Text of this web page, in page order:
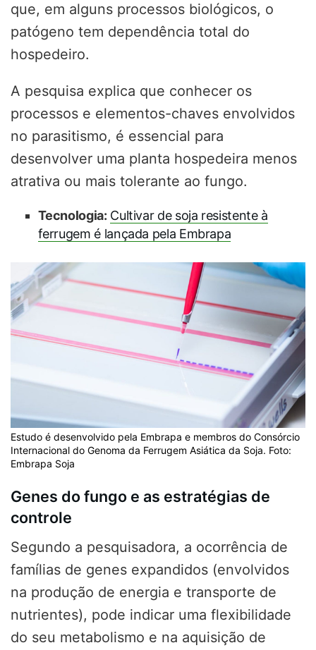
que, em alguns processos biológicos, o
patógeno tem dependência total do
hospedeiro.
A pesquisa explica que conhecer os
processos e elementos-chaves envolvidos
no parasitismo, é essencial para
desenvolver uma planta hospedeira menos
atrativa ou mais tolerante ao fungo.
Tecnologia: Cultivar de soja resistente à
ferrugem é lançada pela Embrapa
Estudo é desenvolvido pela Embrapa e membros do Consórcio
Internacional do Genoma da Ferrugem Asiática da Soja. Foto:
Embrapa Soja
Genes do fungo e as estratégias de
controle
Segundo a pesquisadora, a ocorrência de
famílias de genes expandidos (envolvidos
na produção de energia e transporte de
nutrientes), pode indicar uma flexibilidade
do seu metabolismo e na aquisição de